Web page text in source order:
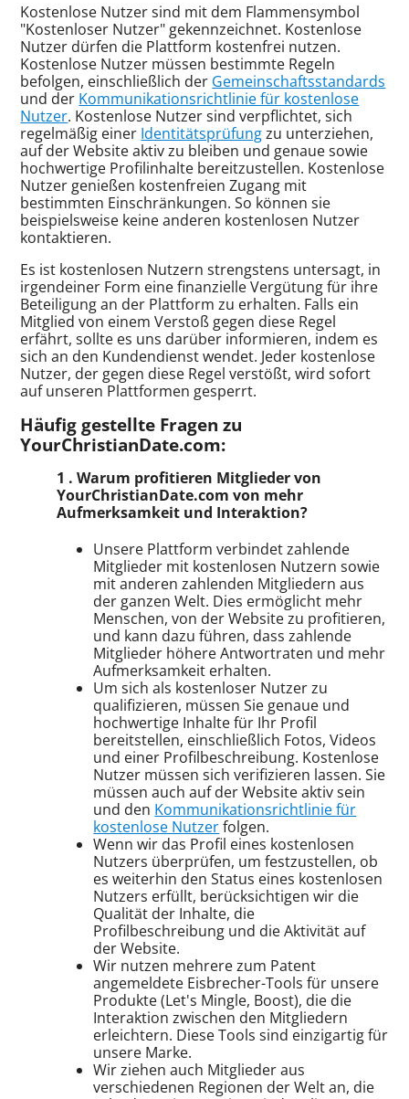
Kostenlose Nutzer sind mit dem Flammensymbol
"Kostenloser Nutzer" gekennzeichnet. Kostenlose
Nutzer dürfen die Plattform kostenfrei nutzen.
Kostenlose Nutzer müssen bestimmte Regeln
befolgen, einschließlich der Gemeinschaftsstandards
und der Kommunikationsrichtlinie für kostenlose
Nutzer. Kostenlose Nutzer sind verpflichtet, sich
regelmäßig einer Identitätsprüfungzu unterziehen,
auf der Website aktiv zu bleiben und genaue sowie
hochwertige Profilinhalte bereitzustellen. Kostenlose
Nutzer genießen kostenfreien Zugang mit
bestimmten Einschränkungen. So können sie
beispielsweise keine anderen kostenlosen Nutzer
kontaktieren.
Es ist kostenlosen Nutzern strengstens untersagt, in
irgendeiner Form eine finanzielle Vergütung für ihre
Beteiligung an der Plattform zu erhalten. Falls ein
Mitglied von einem Verstoß gegen diese Regel
erfährt, sollte es uns darüber informieren, indem es
sich an den Kundendienst wendet. Jeder kostenlose
Nutzer, der gegen diese Regel verstößt, wird sofort
auf unseren Plattformen gesperrt.
Häufig gestellte Fragen zu
YourChristianDate.com:
1 . Warum profitieren Mitglieder von
YourChristianDate.com von mehr
Aufmerksamkeit und Interaktion?
Unsere Plattform verbindet zahlende
Mitglieder mit kostenlosen Nutzern sowie
mit anderen zahlenden Mitgliedern aus
der ganzen Welt. Dies ermöglicht mehr
Menschen, von der Website zu profitieren,
und kann dazu führen, dass zahlende
Mitglieder höhere Antwortraten und mehr
Aufmerksamkeit erhalten.
Um sich als kostenloser Nutzer zu
qualifizieren, müssen Sie genaue und
hochwertige Inhalte für Ihr Profil
bereitstellen, einschließlich Fotos, Videos
und einer Profilbeschreibung. Kostenlose
Nutzer müssen sich verifizieren lassen. Sie
müssen auch auf der Website aktiv sein
und den Kommunikationsrichtlinie für
kostenlose Nutzerfolgen.
Wenn wir das Profil eines kostenlosen
Nutzers überprüfen, um festzustellen, ob
es weiterhin den Status eines kostenlosen
Nutzers erfüllt, berücksichtigen wir die
Qualität der Inhalte, die
Profilbeschreibung und die Aktivität auf
der Website.
Wir nutzen mehrere zum Patent
angemeldete Eisbrecher-Tools für unsere
Produkte (Let's Mingle, Boost), die die
Interaktion zwischen den Mitgliedern
erleichtern. Diese Tools sind einzigartig für
unsere Marke.
Wir ziehen auch Mitglieder aus
verschiedenen Regionen der Welt an, die